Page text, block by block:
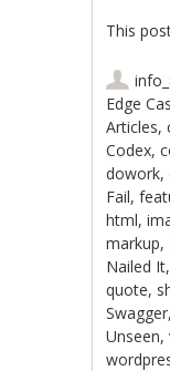
This
Edge
Articles,
Codex,
dowork,
Fail,
html,
markup,
Nailed It,
quote,
Swagger,
Unseen,